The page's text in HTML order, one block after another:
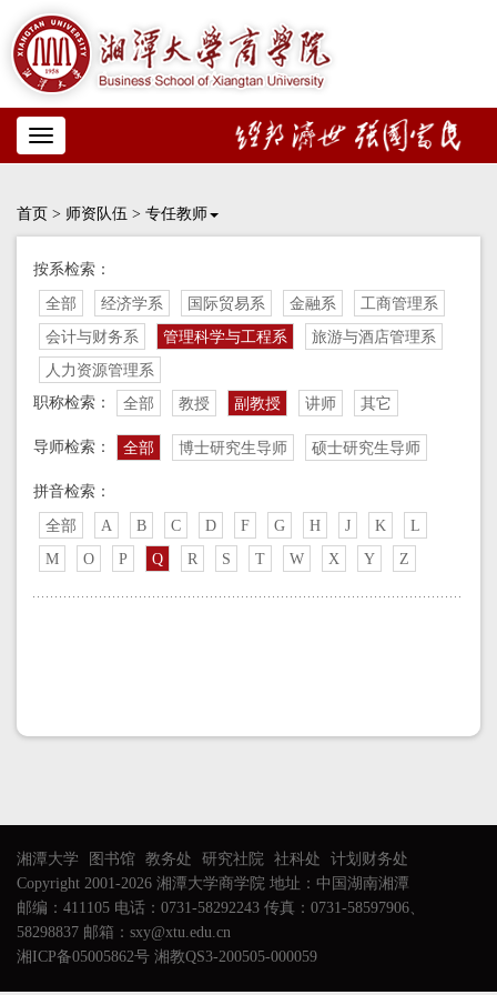
Toggle
navigation
首页 > 师资队伍 > 专任教师
按系检索：
全部 经济学系 国际贸易系 金融系
工商管理系
会计与财务系
管理科学与工程系
旅游与酒店管理系
人力资源管理系
职称检索：
全部 教授 副教授 讲师 其它
导师检索： 全部 博士研究生导师 硕士研究生导师
拼音检索：
全部 A B C D F G H J K
L
M
O P Q R S T W X Y Z
湘潭大学 图书馆 教务处 研究社院 社科处
计划财务处
Copyright 2001-2026 湘潭大学商学院 地址：中国湖南湘潭
邮编：411105 电话：0731-58292243 传真：0731-58597906、
58298837 邮箱：sxy@xtu.edu.cn
湘ICP备05005862号 湘教QS3-200505-000059